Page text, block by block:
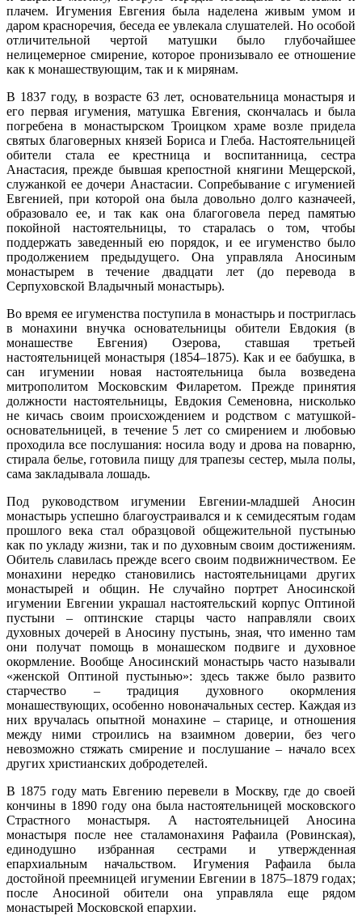
плачем. Игумения Евгения была наделена живым умом и
даром красноречия, беседа ее увлекала слушателей. Но особой
отличительной чертой матушки было глубочайшее
нелицемерное смирение, которое пронизывало ее отношение
как к монашествующим, так и к мирянам.
В 1837 году, в возрасте 63 лет, основательница монастыря и
его первая игумения, матушка Евгения, скончалась и была
погребена в монастырском Троицком храме возле придела
святых благоверных князей Бориса и Глеба. Настоятельницей
обители стала ее крестница и воспитанница, сестра
Анастасия, прежде бывшая крепостной княгини Мещерской,
служанкой ее дочери Анастасии. Сопребывание с игуменией
Евгенией, при которой она была довольно долго казначеей,
образовало ее, и так как она благоговела перед памятью
покойной настоятельницы, то старалась о том, чтобы
поддержать заведенный ею порядок, и ее игуменство было
продолжением предыдущего. Она управляла Аносиным
монастырем в течение двадцати лет (до перевода в
Серпуховской Владычный монастырь).
Во время ее игуменства поступила в монастырь и постриглась
в монахини внучка основательницы обители Евдокия (в
монашестве Евгения) Озерова, ставшая третьей
настоятельницей монастыря (1854–1875). Как и ее бабушка, в
сан игумении новая настоятельница была возведена
митрополитом Московским Филаретом. Прежде принятия
должности настоятельницы, Евдокия Семеновна, нисколько
не кичась своим происхождением и родством с матушкой-
основательницей, в течение 5 лет со смирением и любовью
проходила все послушания: носила воду и дрова на поварню,
стирала белье, готовила пищу для трапезы сестер, мыла полы,
сама закладывала лошадь.
Под руководством игумении Евгении-младшей Аносин
монастырь успешно благоустраивался и к семидесятым годам
прошлого века стал образцовой общежительной пустынью
как по укладу жизни, так и по духовным своим достижениям.
Обитель славилась прежде всего своим подвижничеством. Ее
монахини нередко становились настоятельницами других
монастырей и общин. Не случайно портрет Аносинской
игумении Евгении украшал настоятельский корпус Оптиной
пустыни – оптинские старцы часто направляли своих
духовных дочерей в Аносину пустынь, зная, что именно там
они получат помощь в монашеском подвиге и духовное
окормление. Вообще Аносинский монастырь часто называли
«женской Оптиной пустынью»: здесь также было развито
старчество – традиция духовного окормления
монашествующих, особенно новоначальных сестер. Каждая из
них вручалась опытной монахине – старице, и отношения
между ними строились на взаимном доверии, без чего
невозможно стяжать смирение и послушание – начало всех
других христианских добродетелей.
В 1875 году мать Евгению перевели в Москву, где до своей
кончины в 1890 году она была настоятельницей московского
Страстного монастыря. А настоятельницей Аносина
монастыря после нее сталамонахиня Рафаила (Ровинская),
единодушно избранная сестрами и утвержденная
епархиальным начальством. Игумения Рафаила была
достойной преемницей игумении Евгении в 1875–1879 годах;
после Аносиной обители она управляла еще рядом
монастырей Московской епархии.